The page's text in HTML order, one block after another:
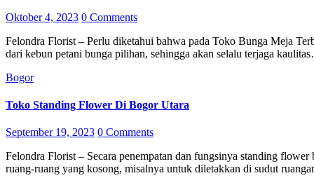
Oktober 4, 2023 0 Comments
Felondra Florist – Perlu diketahui bahwa pada Toko Bunga Meja Terbaik Di Bogor Utara selalu memilih bunga yang langsung dipetik
dari kebun petani bunga pilihan, sehingga akan selalu terjaga
Bogor
Toko Standing Flower Di Bogor Utara
September 19, 2023 0 Comments
Felondra Florist – Secara penempatan dan fungsinya standing flower biasanya lebih digunakan sebagai pelengkap untuk mengisi
ruang-ruang yang kosong, misalnya untuk diletakkan di sudut